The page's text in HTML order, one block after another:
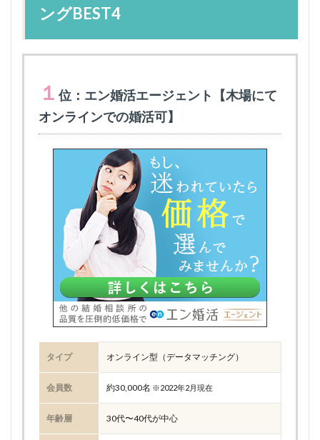
ングBEST4
１ 位：エン婚活エージェント【木場にて
オンラインでの婚活可】
タイプ オンライン型（データマッチング）
会員数 約30,000名 ※2022年2月現在
年齢層 30代〜40代が中心